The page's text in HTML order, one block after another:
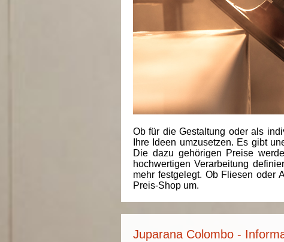
Ob für die Gestaltung oder als
Ihre Ideen umzusetzen. Es gibt
Die dazu gehörigen Preise
hochwertigen Verarbeitung
mehr festgelegt. Ob Fliesen oder
Preis-Shop um.
Juparana Colombo -